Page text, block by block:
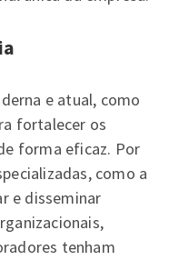
e atual, como
fortalecer os
forma eficaz. Por
como a
e disseminar
tenham